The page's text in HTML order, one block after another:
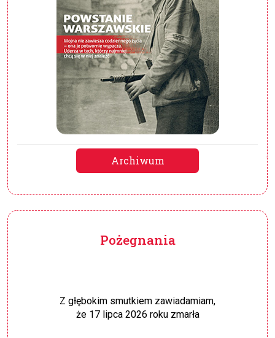
Archiwum
Pożegnania
Z głębokim smutkiem zawiadamiam,
że 17 lipca 2026 roku zmarła